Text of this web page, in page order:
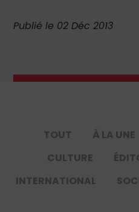
Publié le 02 Déc 2013
TOUT À LA UNE
CULTURE
INTERNATIONAL